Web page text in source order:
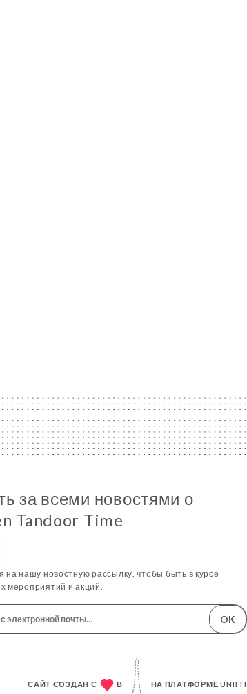
за всеми новостями о
Tandoor Time
на нашу новостную рассылку, чтобы быть в курсе
мероприятий и акций.
OK
САЙТ СОЗДАН С В НА ПЛАТФОРМЕUNIITI